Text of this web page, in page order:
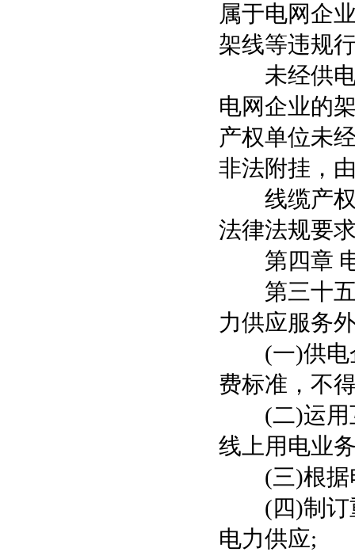
属于电网企
架线等违规
未经供电
电网企业的
产权单位未
非法附挂，
线缆产权
法律法规要
第四章 电
第三十五
力供应服务
(一)供电企
费标准，不
(二)运用互
线上用电业
(三)根据电
(四)制订重
电力供应;